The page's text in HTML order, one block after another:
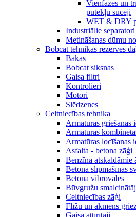
Vienfāzes un
putekļu sūcēji
WET & DRY
Industriālie separatori
Metināšanas dūmu
Bobcat tehnikas rezerves
Bākas
Bobcat siksnas
Gaisa filtri
Kontrolieri
Motori
Slēdzenes
Celtniecības tehnika
Armatūras griešanas
Armatūras
Armatūras locīšanas
Asfalta - betona zāģi
Benzīna atskaldāmie
Betona slīpmašīnas
Betona vibrovāles
Būvgružu
Celtniecības zāģi
Flīžu un akmens
Gaisa attīrītāji